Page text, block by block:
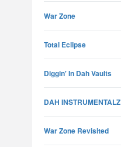
War Zone
Total Eclipse
Diggin' In Dah Vaults
DAH INSTRUMENTALZ
War Zone Revisited